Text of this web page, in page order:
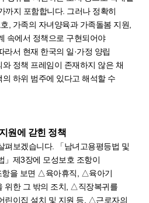
까지 포함합니다. 그러나 정확히
, 가족의 자녀양육과 가족돌봄 지원,
속에서 정책으로 구현되어야
서 현재 한국의 일·가정 양립
정책 프레임이 존재하지 않은 채
하위 범주에 있다고 해석할 수
원에 갇힌 정책
펴보겠습니다. 「남녀고용평등법 및
제3장에 모성보호 조항이
항을 보면 △육아휴직, △육아기
위한 그 밖의 조치, △직장복귀를
린이집 설치 및 지원 등, △근로자의